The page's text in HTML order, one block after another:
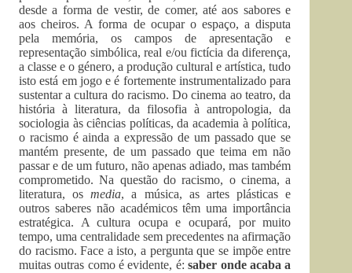
desde a forma de vestir, de comer, até aos sabores e
aos cheiros. A forma de ocupar o espaço, a disputa
pela memória, os campos de apresentação e
representação simbólica, real e/ou fictícia da diferença,
a classe e o género, a produção cultural e artística, tudo
isto está em jogo e é fortemente instrumentalizado para
sustentar a cultura do racismo. Do cinema ao teatro, da
história à literatura, da filosofia à antropologia, da
sociologia às ciências políticas, da academia à política,
o racismo é ainda a expressão de um passado que se
mantém presente, de um passado que teima em não
passar e de um futuro, não apenas adiado, mas também
comprometido. Na questão do racismo, o cinema, a
literatura, osmedia, a música, as artes plásticas e
outros saberes não académicos têm uma importância
estratégica. A cultura ocupa e ocupará, por muito
tempo, uma centralidade sem precedentes na afirmação
do racismo. Face a isto, a pergunta que se impõe entre
muitas outras como é evidente, é:saber onde acaba a